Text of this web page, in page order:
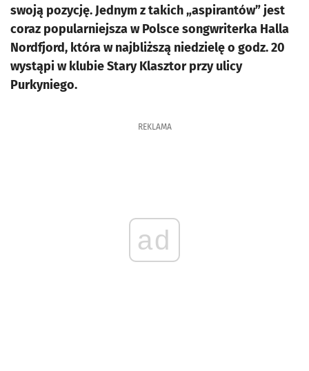
swoją pozycję. Jednym z takich „aspirantów” jest
coraz popularniejsza w Polsce songwriterka Halla
Nordfjord, która w najbliższą niedzielę o godz. 20
wystąpi w klubie Stary Klasztor przy ulicy
Purkyniego.
REKLAMA
ad